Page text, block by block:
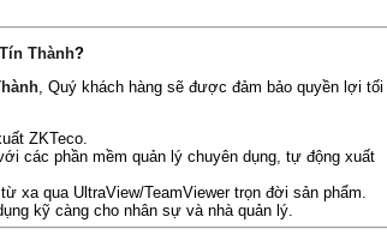
Thành?
, Quý khách hàng sẽ được đảm bảo quyền lợi tối
ZKTeco.
các phần mềm quản lý chuyên dụng, tự động xuất
xa qua UltraView/TeamViewer trọn đời sản phẩm.
kỹ càng cho nhân sự và nhà quản lý.